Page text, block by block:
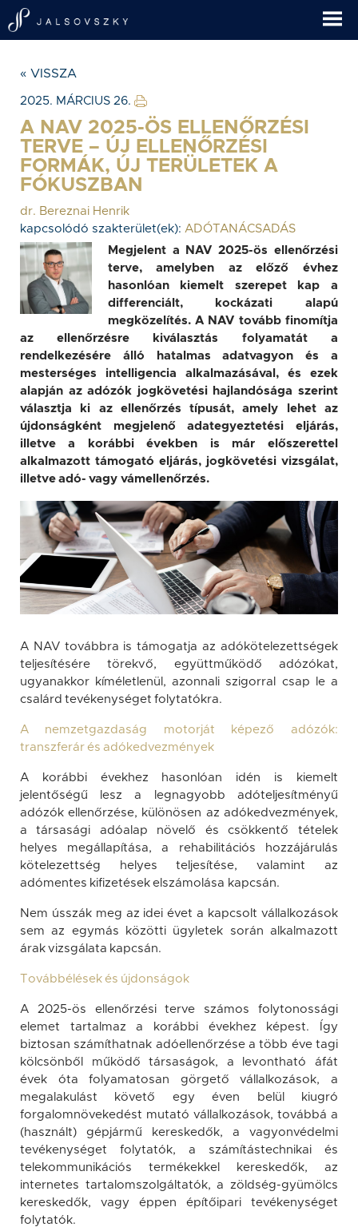
« VISSZA
2025. MÁRCIUS 26.
A NAV 2025-ÖS ELLENŐRZÉSI
TERVE – ÚJ ELLENŐRZÉSI
FORMÁK, ÚJ TERÜLETEK A
FÓKUSZBAN
dr. Bereznai Henrik
kapcsolódó szakterület(ek): ADÓTANÁCSADÁS
Megjelent a NAV 2025-ös ellenőrzési
terve, amelyben az előző évhez
hasonlóan kiemelt szerepet kap a
differenciált, kockázati alapú
megközelítés. A NAV tovább finomítja
az ellenőrzésre kiválasztás folyamatát a
rendelkezésére álló hatalmas adatvagyon és a
mesterséges intelligencia alkalmazásával, és ezek
alapján az adózók jogkövetési hajlandósága szerint
választja ki az ellenőrzés típusát, amely lehet az
újdonságként megjelenő adategyeztetési eljárás,
illetve a korábbi években is már előszerettel
alkalmazott támogató eljárás, jogkövetési vizsgálat,
illetve adó- vagy vámellenőrzés.
A NAV továbbra is támogatja az adókötelezettségek
teljesítésére törekvő, együttműködő adózókat,
ugyanakkor kíméletlenül, azonnali szigorral csap le a
csalárd tevékenységet folytatókra.
A nemzetgazdaság motorját képező adózók:
transzferár és adókedvezmények
A korábbi évekhez hasonlóan idén is kiemelt
jelentőségű lesz a legnagyobb adóteljesítményű
adózók ellenőrzése, különösen az adókedvezmények,
a társasági adóalap növelő és csökkentő tételek
helyes megállapítása, a rehabilitációs hozzájárulás
kötelezettség helyes teljesítése, valamint az
adómentes kifizetések elszámolása kapcsán.
Nem ússzák meg az idei évet a kapcsolt vállalkozások
sem az egymás közötti ügyletek során alkalmazott
árak vizsgálata kapcsán.
Továbbélések és újdonságok
A 2025-ös ellenőrzési terve számos folytonossági
elemet tartalmaz a korábbi évekhez képest. Így
biztosan számíthatnak adóellenőrzése a több éve tagi
kölcsönből működő társaságok, a levontható áfát
évek óta folyamatosan görgető vállalkozások, a
megalakulást követő egy éven belül kiugró
forgalomnövekedést mutató vállalkozások, továbbá a
(használt) gépjármű kereskedők, a vagyonvédelmi
tevékenységet folytatók, a számítástechnikai és
telekommunikációs termékekkel kereskedők, az
internetes tartalomszolgáltatók, a zöldség-gyümölcs
kereskedők, vagy éppen építőipari tevékenységet
folytatók.